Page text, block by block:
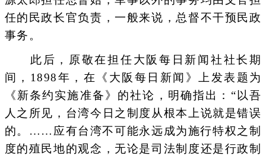
任的民政长官负责，一般来说，总督不干预民政
事务。
此后，原敬在担任大阪每日新闻社社长期
间，1898年，在《大阪每日新闻》上发表题为
《新条约实施准备》的社论，明确指出：“以吾
人之所见，台湾今日之制度从根本上说就是错误
的。……应有台湾不可能永远成为施行特权之制
度的殖民地的观念，无论是司法制度还是行政制